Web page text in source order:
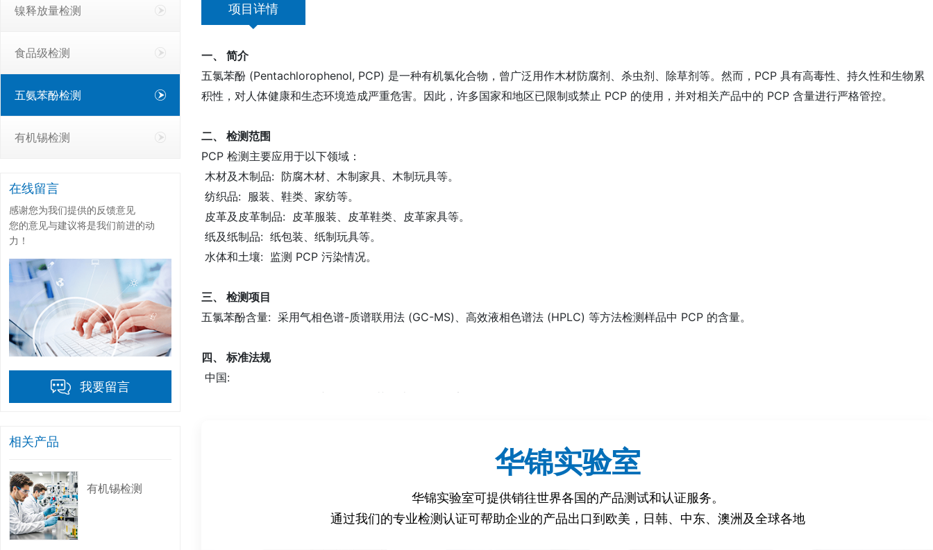
镍释放量检测
食品级检测
五氨苯酚检测
有机锡检测
在线留言
感谢您为我们提供的反馈意见
您的意见与建议将是我们前进的动
力！
我要留言
相关产品
有机锡检测
项目详情
一、 简介
五氯苯酚 (Pentachlorophenol, PCP) 是一种有机氯化合物，曾广泛用作木材防腐剂、杀虫剂、除草剂等。然而，PCP 具有高毒性、持久性和生物累
积性，对人体健康和生态环境造成严重危害。因此，许多国家和地区已限制或禁止 PCP 的使用，并对相关产品中的 PCP 含量进行严格管控。
二、 检测范围
PCP 检测主要应用于以下领域：
木材及木制品: 防腐木材、木制家具、木制玩具等。
纺织品: 服装、鞋类、家纺等。
皮革及皮革制品: 皮革服装、皮革鞋类、皮革家具等。
纸及纸制品: 纸包装、纸制玩具等。
水体和土壤: 监测 PCP 污染情况。
三、 检测项目
五氯苯酚含量: 采用气相色谱-质谱联用法 (GC-MS)、高效液相色谱法 (HPLC) 等方法检测样品中 PCP 的含量。
四、 标准法规
中国:
GB/T 18885-2002 纺织品 五氯苯酚残留量的测定
HJ 835-2017 土壤和沉积物 有机氯农药的测定 气相色谱-质谱法
Oeko-Tex Standard 100 生态纺织品标准
REACH 法规 (EC) No 1907/2006 附录 XVII 第22项
华锦实验室
华锦实验室可提供销往世界各国的产品测试和认证服务。
通过我们的专业检测认证可帮助企业的产品出口到欧美，日韩、中东、澳洲及全球各地